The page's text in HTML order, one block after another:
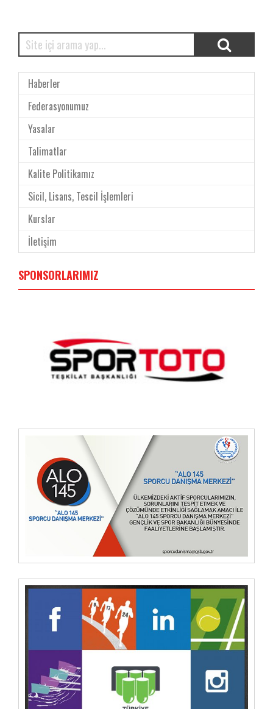
Haberler
Federasyonumuz
Yasalar
Talimatlar
Kalite Politikamız
Sicil, Lisans, Tescil İşlemleri
Kurslar
İletişim
SPONSORLARIMIZ